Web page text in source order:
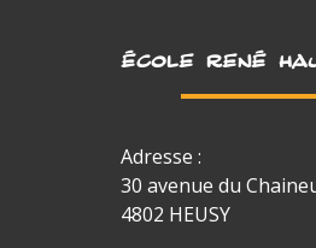
ÉCOLE RENÉ
Adresse :
30 avenue du
4802 HEUSY